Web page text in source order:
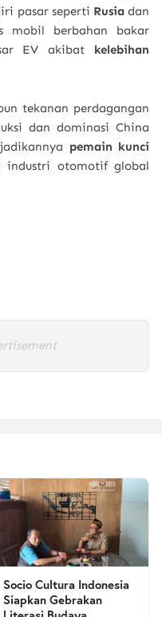
pasar seperti Rusiadan
mobil berbahan bakar
EV akibat kelebihan
tekanan perdagangan
dan dominasi China
pemain kunci
industri otomotif global
Socio Cultura Indonesia
Siapkan Gebrakan